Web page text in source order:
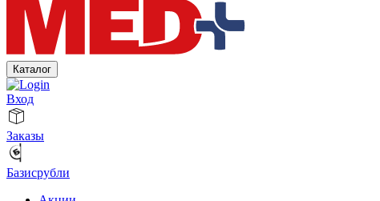
Каталог
Вход
Заказы
Базисрубли